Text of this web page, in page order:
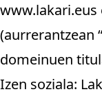
www.lakari.eus
(aurrerantzean
domeinuen
Izen soziala: